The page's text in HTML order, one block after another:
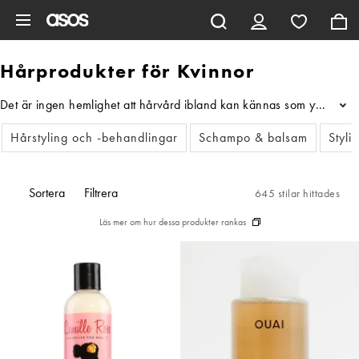
Hårprodukter för Kvinnor
Det är ingen hemlighet att hårvård ibland kan kännas som ...
Hårstyling och -behandlingar
Schampo & balsam
Sortera Filtrera 645 stilar hittades
Läs mer om hur dessa produkter rankas